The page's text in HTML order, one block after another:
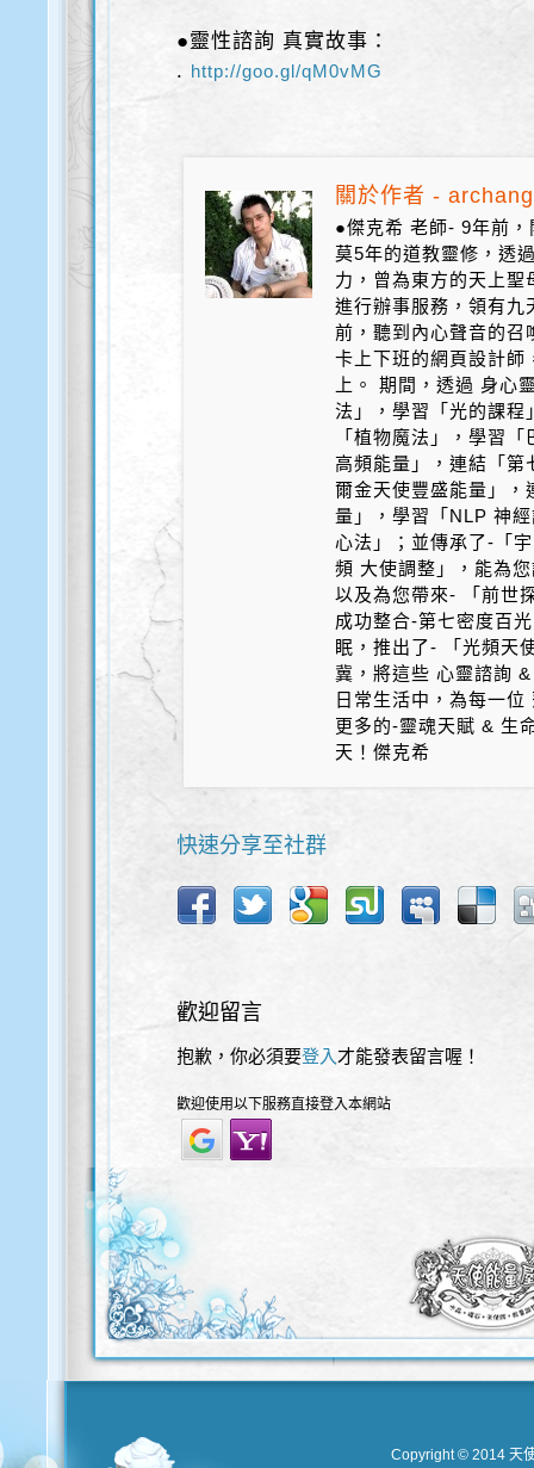
●靈性諮詢 真實故事：
. http://goo.gl/qM0vMG
關於作者 -
●傑克希 老師- 9年前
莫5年的道教靈修，透
力，曾為東方的天上
進行辦事服務，領有
前，聽到內心聲音的召
卡上下班的網頁設計師
上。 期間，透過 身心
法」，學習「光的課程
「植物魔法」，學習
高頻能量」，連結「第
爾金天使豐盛能量」，
量」，學習「NLP 神
心法」；並傳承了-「
頻 大使調整」，能為
以及為您帶來- 「前世
成功整合-第七密度百
眠，推出了- 「光頻天
冀，將這些 心靈諮詢
日常生活中，為每一
更多的-靈魂天賦 & 生
天！傑克希
快速分享至社群
歡迎留言
抱歉，你必須要登入 才能發表留言喔！
歡迎使用以下服務直接登入本網站
Copyright © 2014 天